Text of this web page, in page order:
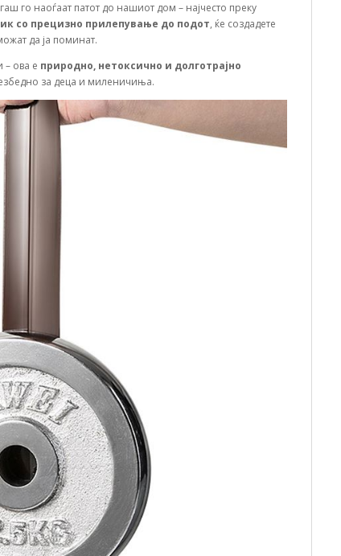
го наоѓаат патот до нашиот дом – најчесто преку
со прецизно прилепување до подот, ќе создадете
да ја поминат.
– ова е природно, нетоксично и долготрајно
за деца и миленичиња.